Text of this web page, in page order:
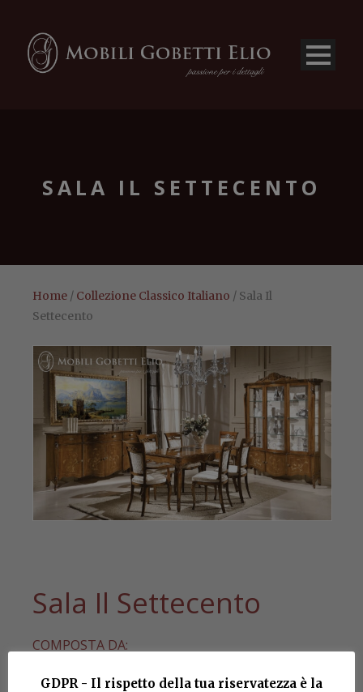
SALA IL SETTECENTO
Home / Collezione Classico Italiano / Sala Il
Settecento
Sala Il Settecento
COMPOSTA DA:
Art. CR03
GDPR - Il rispetto della tua riservatezza è la